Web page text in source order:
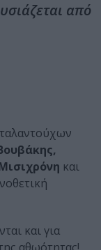
από
και
και για